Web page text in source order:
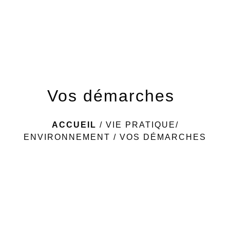
Vos démarches
ACCUEIL / VIE PRATIQUE/
ENVIRONNEMENT / VOS DÉMARCHES